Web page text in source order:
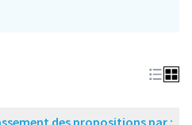
des propositions par :